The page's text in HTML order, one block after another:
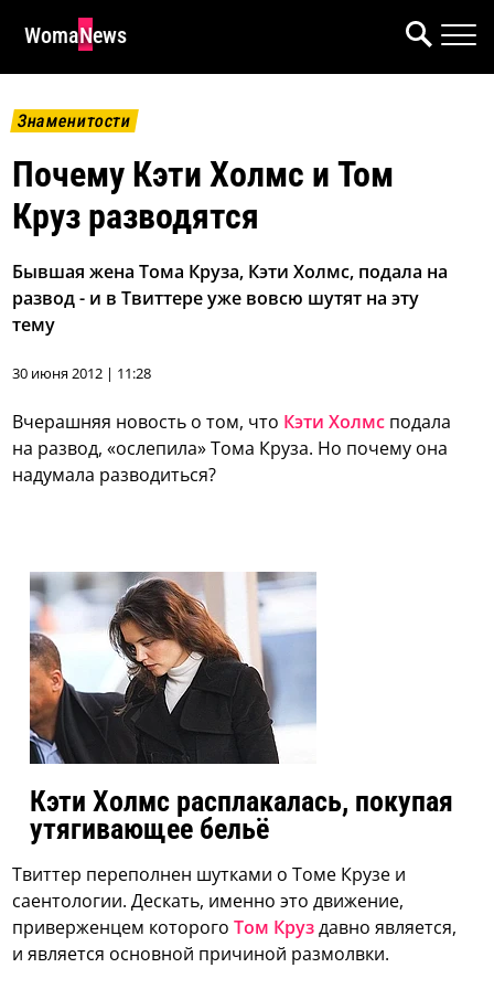
WomaNews
Знаменитости
Почему Кэти Холмс и Том
Круз разводятся
Бывшая жена Тома Круза, Кэти Холмс, подала на
развод - и в Твиттере уже вовсю шутят на эту
тему
30 июня 2012 | 11:28
Вчерашняя новость о том, что Кэти Холмс подала
на развод, «ослепила» Тома Круза. Но почему она
надумала разводиться?
Кэти Холмс расплакалась, покупая
утягивающее бельё
Твиттер переполнен шутками о Томе Крузе и
саентологии. Дескать, именно это движение,
приверженцем которогоТом Круздавно является,
и является основной причиной размолвки.